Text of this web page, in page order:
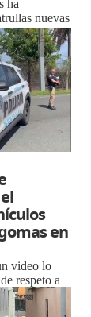
ha
nuevas
en
video lo
respeto a
a